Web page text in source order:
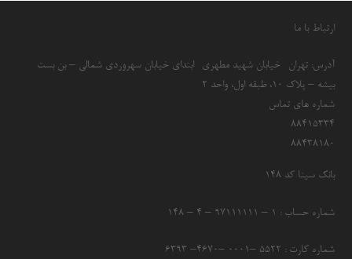
ارتباط با ما
آدرس: تهران- خیابان شهید مطهری- ابتدای خیابان سهروردی شمالی – بن بست
بیشه – پلاک 10، طبقه اول، واحد 2
شماره های تماس
۸۸۴۱۵۳۳۴
۸۸۴۳۸۱۸۰
بانک سینا کد ۱۴۸
شماره حساب : ۱ – ۹۷۱۱۱۱۱۱ – ۴ – ۱۴۸
شماره کارت : ۵۵۲۲ –۰۰۰۱ –۴۶۷۰– ۶۳۹۳